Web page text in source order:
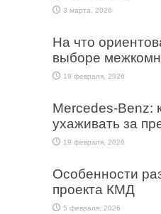
3 марта, 2026
На что
выборе
19 февраля, 2026
Mercedes-Benz:
ухаживать за
19 февраля, 2026
Особенности
проекта КМД
5 февраля, 2026